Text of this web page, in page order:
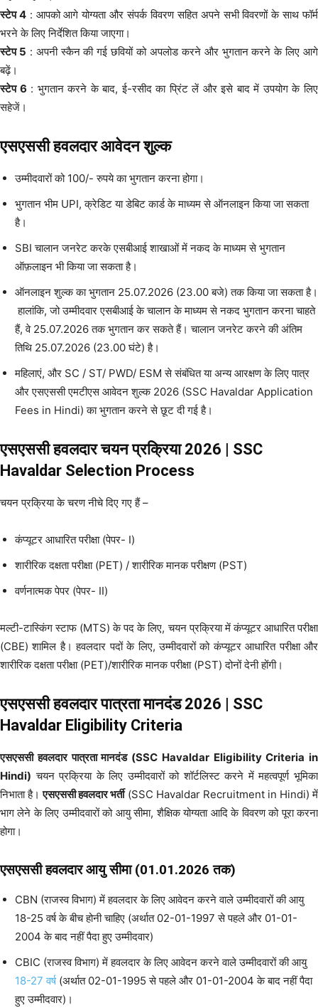
स्टेप 4: आपको आगे योग्यता और संपर्क विवरण सहित अपने सभी विवरणों के साथ फॉर्म
भरने के लिए निर्देशित किया जाएगा।
स्टेप 5 : अपनी स्कैन की गई छवियों को अपलोड करने और भुगतान करने के लिए आगे
बढ़ें।
स्टेप 6 : भुगतान करने के बाद, ई-रसीद का प्रिंट लें और इसे बाद में उपयोग के लिए
सहेजें।
एसएससी हवलदार आवेदन शुल्क
उम्मीदवारों को 100/- रुपये का भुगतान करना होगा।
भुगतान भीम UPI, क्रेडिट या डेबिट कार्ड के माध्यम से ऑनलाइन किया जा सकता
है।
SBI चालान जनरेट करके एसबीआई शाखाओं में नकद के माध्यम से भुगतान
ऑफ़लाइन भी किया जा सकता है।
ऑनलाइन शुल्क का भुगतान 25.07.2026 (23.00 बजे) तक किया जा सकता है।
हालांकि, जो उम्मीदवार एसबीआई के चालान के माध्यम से नकद भुगतान करना चाहते
हैं, वे 25.07.2026 तक भुगतान कर सकते हैं। चालान जनरेट करने की अंतिम
तिथि 25.07.2026 (23.00 घंटे) है।
महिलाएं, और SC / ST/ PWD/ ESM से संबंधित या अन्य आरक्षण के लिए पात्र
और एसएससी एमटीएस आवेदन शुल्क 2026 (SSC Havaldar Application
Fees in Hindi) का भुगतान करने से छूट दी गई है।
एसएससी हवलदार चयन प्रक्रिया 2026 | SSC
Havaldar Selection Process
चयन प्रक्रिया के चरण नीचे दिए गए हैं –
कंप्यूटर आधारित परीक्षा (पेपर- I)
शारीरिक दक्षता परीक्षा (PET) / शारीरिक मानक परीक्षण (PST)
वर्णनात्मक पेपर (पेपर- II)
मल्टी-टास्किंग स्टाफ (MTS) के पद के लिए, चयन प्रक्रिया में कंप्यूटर आधारित परीक्षा
(CBE) शामिल है। हवलदार पदों के लिए, उम्मीदवारों को कंप्यूटर आधारित परीक्षा और
शारीरिक दक्षता परीक्षा (PET)/शारीरिक मानक परीक्षा (PST) दोनों देनी होंगी।
एसएससी हवलदार पात्रता मानदंड 2026 | SSC
Havaldar Eligibility Criteria
एसएससी हवलदार पात्रता मानदंड (SSC Havaldar Eligibility Criteria in
Hindi) चयन प्रक्रिया के लिए उम्मीदवारों को शॉर्टलिस्ट करने में महत्वपूर्ण भूमिका
निभाता है।एसएससी हवलदार भर्ती(SSC Havaldar Recruitment in Hindi) में
भाग लेने के लिए उम्मीदवारों को आयु सीमा, शैक्षिक योग्यता आदि के विवरण को पूरा करना
होगा।
एसएससी हवलदार आयु सीमा (01.01.2026 तक)
CBN (राजस्व विभाग) में हवलदार के लिए आवेदन करने वाले उम्मीदवारों की आयु
18-25 वर्ष के बीच होनी चाहिए (अर्थात 02-01-1997 से पहले और 01-01-
2004 के बाद नहीं पैदा हुए उम्मीदवार)
CBIC (राजस्व विभाग) में हवलदार के लिए आवेदन करने वाले उम्मीदवारों की आयु
18-27 वर्ष(अर्थात 02-01-1995 से पहले और 01-01-2004 के बाद नहीं पैदा
हुए उम्मीदवार)।